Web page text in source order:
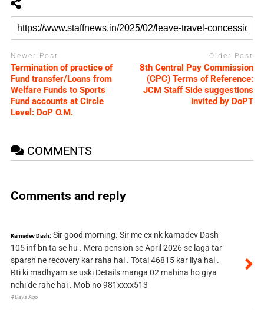
Newer Post
Termination of practice of
Fund transfer/Loans from
Welfare Funds to Sports
Fund accounts at Circle
Level: DoP O.M.
Older Post
8th Central Pay Commission
(CPC) Terms of Reference:
JCM Staff Side suggestions
invited by DoPT
COMMENTS
Comments and reply
Kamadev Dash: Sir good morning. Sir me ex nk kamadev Dash
105 inf bn ta se hu . Mera pension se April 2026 se laga tar
sparsh ne recovery kar raha hai . Total 46815 kar liya hai .
Rti ki madhyam se uski Details manga 02 mahina ho giya
nehi de rahe hai . Mob no 981xxxx513
4 Days Ago